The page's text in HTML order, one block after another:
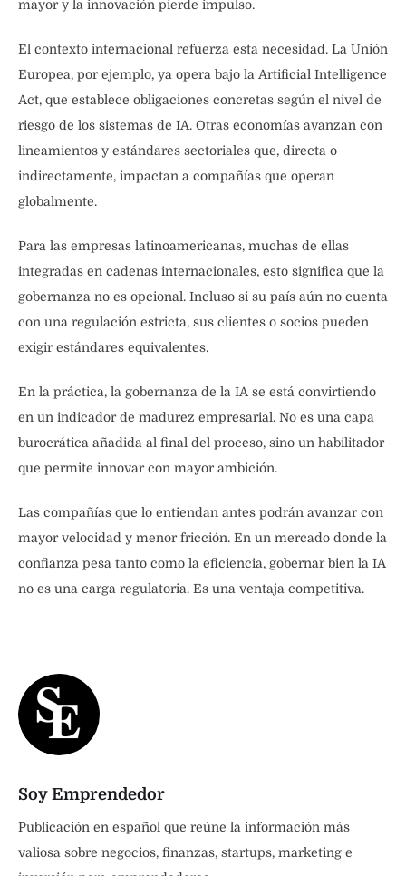
mayor y la innovación pierde impulso.
El contexto internacional refuerza esta necesidad. La Unión
Europea, por ejemplo, ya opera bajo la Artificial Intelligence
Act, que establece obligaciones concretas según el nivel de
riesgo de los sistemas de IA. Otras economías avanzan con
lineamientos y estándares sectoriales que, directa o
indirectamente, impactan a compañías que operan
globalmente.
Para las empresas latinoamericanas, muchas de ellas
integradas en cadenas internacionales, esto significa que la
gobernanza no es opcional. Incluso si su país aún no cuenta
con una regulación estricta, sus clientes o socios pueden
exigir estándares equivalentes.
En la práctica, la gobernanza de la IA se está convirtiendo
en un indicador de madurez empresarial. No es una capa
burocrática añadida al final del proceso, sino un habilitador
que permite innovar con mayor ambición.
Las compañías que lo entiendan antes podrán avanzar con
mayor velocidad y menor fricción. En un mercado donde la
confianza pesa tanto como la eficiencia, gobernar bien la IA
no es una carga regulatoria. Es una ventaja competitiva.
Soy Emprendedor
Publicación en español que reúne la información más
valiosa sobre negocios, finanzas, startups, marketing e